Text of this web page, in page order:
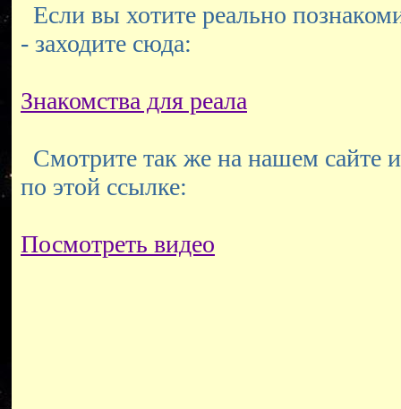
Если вы хотите реально
- заходите сюда:
Знакомства для реала
Смотрите так же на нашем сайте
по этой ссылке:
Посмотреть видео